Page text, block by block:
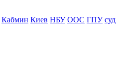
Кабмин Киев НБУ ООС ГПУ суд